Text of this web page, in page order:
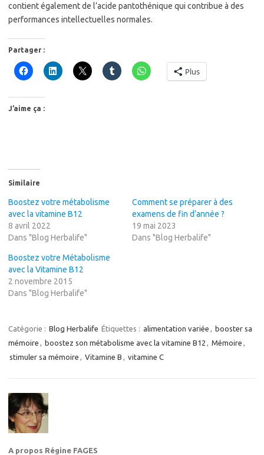
contient également de l’acide pantothénique qui contribue à des
performances intellectuelles normales.
Partager :
Plus
J’aime ça :
Similaire
Boostez votre métabolisme
avec la vitamine B12
8 avril 2022
Dans "Blog Herbalife"
Comment se préparer à des
examens de fin d’année ?
19 mai 2023
Dans "Blog Herbalife"
Boostez votre Métabolisme
avec la Vitamine B12
2 novembre 2015
Dans "Blog Herbalife"
Catégorie : Blog Herbalife Étiquettes : alimentation variée , booster sa
mémoire , boostez son métabolisme avec la vitamine B12 , Mémoire ,
stimuler sa mémoire , Vitamine B , vitamine C
A propos Régine FAGES